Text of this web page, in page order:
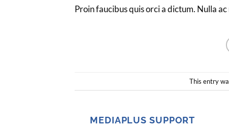
Proin faucibus quis orci a dictum. Nulla
This entry
MEDIAPLUS SUPPORT